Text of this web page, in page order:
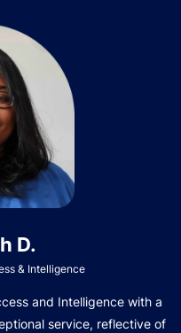
D.
& Intelligence
and Intelligence with a
service, reflective of